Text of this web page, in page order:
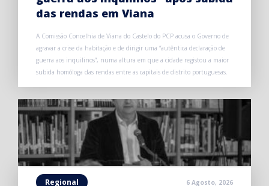
das rendas em Viana
A Comissão Concelhia de Viana do Castelo do PCP acusa o Governo de
agravar a crise da habitação e de dirigir uma “autêntica declaração de
guerra aos inquilinos”, numa altura em que a cidade registou a maior
subida homóloga das rendas entre as capitais de distrito portuguesas.
Regional 6 Agosto, 2026